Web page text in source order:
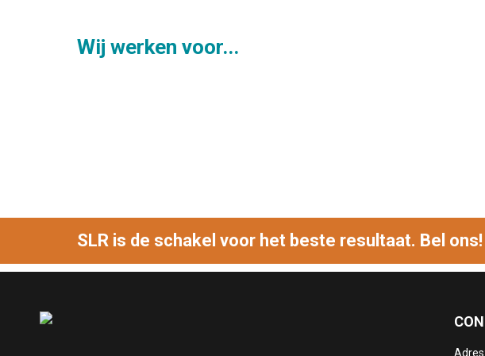
Wij werken voor...
SLR is de schakel voor het beste resultaat. Bel ons!
Adres: